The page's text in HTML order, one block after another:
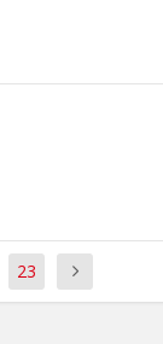
23